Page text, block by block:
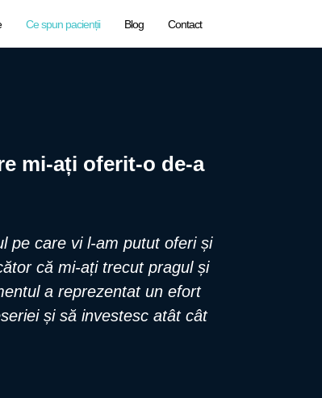
Ce spun pacienții Blog Contact
mi-ați oferit-o de-a
pe care vi l-am putut oferi și
că mi-ați trecut pragul și
a reprezentat un efort
și să investesc atât cât